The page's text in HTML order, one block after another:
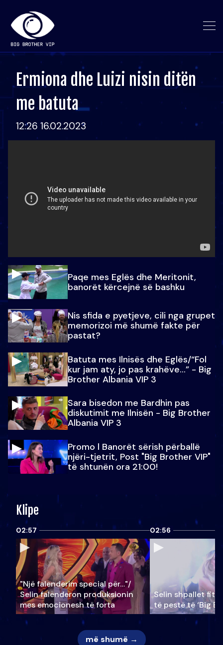
Ermiona dhe Luizi nisin ditën
me batuta
12:26 16.02.2023
Paqe mes Eglës dhe Meritonit,
banorët kërcejnë së bashku
Nis sfida e pyetjeve, cili nga grupet
memorizoi më shumë fakte për
pastat?
Batuta mes Ilnisës dhe Eglës/“Fol
kur jam aty, jo pas krahëve…” - Big
Brother Albania VIP 3
Sara bisedon me Bardhin pas
diskutimit me Ilnisën - Big Brother
Albania VIP 3
Promo l Banorët sërish përballë
njëri-tjetrit, Post "Big Brother VIP"
të shtunën ora 21:00!
Klipe
02:57
"Një falenderim special për…"/
Selin falënderon produksionin
mes emocionesh të forta
02:56
Selin shpallet
të pestë të ‘Big
më shumë →